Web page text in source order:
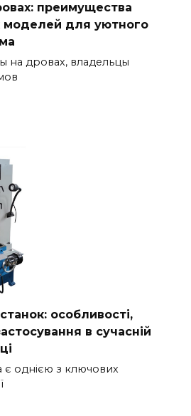
преимущества
моделей для уютного
на дровах, владельцы
особливості,
в сучасній
однією з ключових